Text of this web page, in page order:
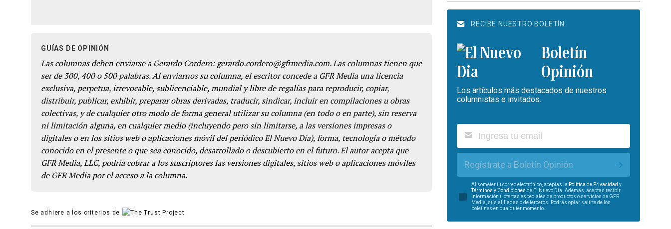
GUÍAS DE OPINIÓN
Las columnas deben enviarse a Gerardo Cordero: gerardo.cordero@gfrmedia.com. Las columnas tienen que
ser de 300, 400 o 500 palabras. Al enviarnos su columna, el escritor concede a GFR Media una licencia
exclusiva, perpetua, irrevocable, sublicenciable, mundial y libre de regalías para reproducir, copiar,
distribuir, publicar, exhibir, preparar obras derivadas, traducir, sindicar, incluir en compilaciones u obras
colectivas, y de cualquier otro modo de forma general utilizar su columna (en todo o en parte), sin reserva
ni limitación alguna, en cualquier medio (incluyendo pero sin limitarse, a las versiones impresas o
digitales o en los sitios web o aplicaciones móvil del periódico El Nuevo Día), forma, tecnología o método
conocido en el presente o que sea conocido, desarrollado o descubierto en el futuro. El autor acepta que
GFR Media, LLC, podría cobrar a los suscriptores las versiones digitales, sitios web o aplicaciones móviles
de GFR Media por el acceso a la columna.
Se adhiere a los criterios de
RECIBE NUESTRO BOLETÍN
Boletín
Opinión
Los artículos más destacados de nuestros
columnistas e invitados.
Regístrate a Boletín Opinión
Al someter tu correo electrónico, aceptas la Política de Privacidad y
Términos y Condiciones de El Nuevo Día. Además, aceptas recibir
información u ofertas especiales de productos o servicios de GFR
Media, sus afiliadas o de terceros. Podrás optar salirte de los
boletines en cualquier momento.